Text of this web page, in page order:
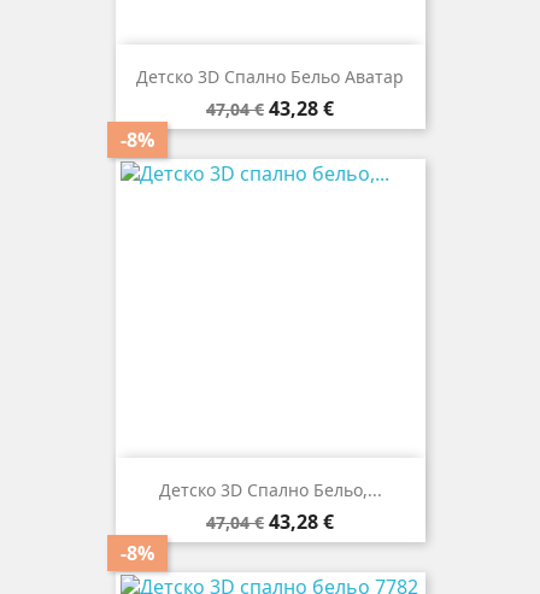
Детско 3D Спално Бельо Аватар
Редовна
цена
47,04 €
-8%
Цена
43,28 €
Детско 3D Спално Бельо,...
Редовна
цена
47,04 €
-8%
Цена
43,28 €